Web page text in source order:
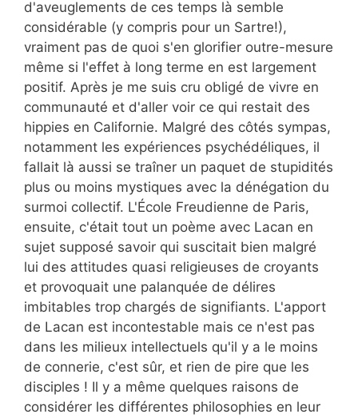
d'aveuglements de ces temps là semble
considérable (y compris pour un Sartre!),
vraiment pas de quoi s'en glorifier outre-mesure
même si l'effet à long terme en est largement
positif. Après je me suis cru obligé de vivre en
communauté et d'aller voir ce qui restait des
hippies en Californie. Malgré des côtés sympas,
notamment les expériences psychédéliques, il
fallait là aussi se traîner un paquet de stupidités
plus ou moins mystiques avec la dénégation du
surmoi collectif. L'École Freudienne de Paris,
ensuite, c'était tout un poème avec Lacan en
sujet supposé savoir qui suscitait bien malgré
lui des attitudes quasi religieuses de croyants
et provoquait une palanquée de délires
imbitables trop chargés de signifiants. L'apport
de Lacan est incontestable mais ce n'est pas
dans les milieux intellectuels qu'il y a le moins
de connerie, c'est sûr, et rien de pire que les
disciples ! Il y a même quelques raisons de
considérer les différentes philosophies en leur